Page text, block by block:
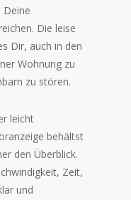
Die leise
Dir, auch in den
Wohnung zu
zu stören.
leicht
behältst
den Überblick.
Zeit,
und